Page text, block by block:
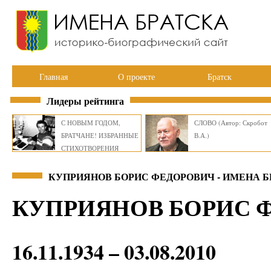
Главная О проекте Братск
Лидеры рейтинга
С НОВЫМ ГОДОМ,
БРАТЧАНЕ! ИЗБРАННЫЕ
СТИХОТВОРЕНИЯ
СЛОВО (Автор: Скробот
В.А.)
КУПРИЯНОВ БОРИС ФЕДОРОВИЧ - ИМЕНА
КУПРИЯНОВ БОРИС
16.11.1934 – 03.08.2010